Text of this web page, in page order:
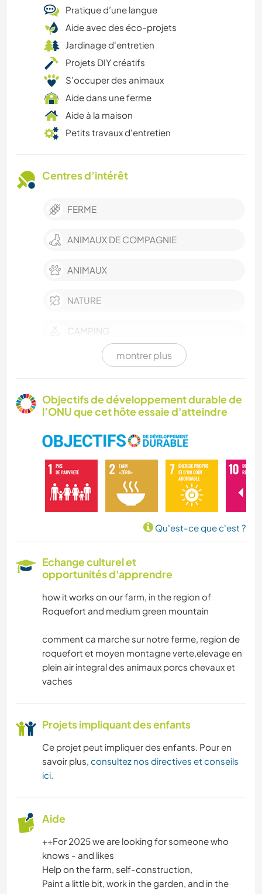
Pratique d’une langue
Aide avec des éco-projets
Jardinage d'entretien
Projets DIY créatifs
S’occuper des animaux
Aide dans une ferme
Aide à la maison
Petits travaux d'entretien
Centres d’intérêt
FERME
ANIMAUX DE COMPAGNIE
ANIMAUX
NATURE
CAMPING
montrer plus
Objectifs de développement durable de
l’ONU que cet hôte essaie d'atteindre
Qu'est-ce que c'est ?
Echange culturel et
opportunités d'apprendre
how it works on our farm, in the region of
Roquefort and medium green mountain
comment ca marche sur notre ferme, region de
roquefort et moyen montagne verte,elevage en
plein air integral des animaux porcs chevaux et
vaches
Projets impliquant des enfants
Ce projet peut impliquer des enfants. Pour en
savoir plus, consultez nos directives et conseils
ici.
Aide
++For 2025 we are looking for someone who
knows - and likes
Help on the farm, self-construction,
Paint a little bit, work in the garden, and in the